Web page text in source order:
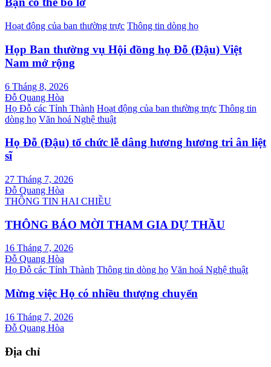
viết
Hoạt động của ban thường trực Thông tin dòng họ
Họp Ban thường vụ Hội đồng họ Đỗ (Đậu) Việt
Nam mở rộng
6 Tháng 8, 2026
Đỗ Quang Hòa
Họ Đỗ các Tỉnh Thành Hoạt động của ban thường trực Thông tin
dòng họ Văn hoá Nghệ thuật
Họ Đỗ (Đậu) tổ chức lễ dâng hương hương tri ân liệt
sĩ
27 Tháng 7, 2026
Đỗ Quang Hòa
THÔNG TIN HAI CHIỀU
THÔNG BÁO MỜI THAM GIA DỰ THẦU
16 Tháng 7, 2026
Đỗ Quang Hòa
Họ Đỗ các Tỉnh Thành Thông tin dòng họ Văn hoá Nghệ thuật
Mừng việc Họ có nhiều thượng chuyển
16 Tháng 7, 2026
Đỗ Quang Hòa
Địa chỉ